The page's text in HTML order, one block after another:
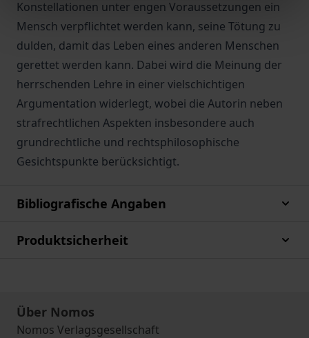
Konstellationen unter engen Voraussetzungen ein
Mensch verpflichtet werden kann, seine Tötung zu
dulden, damit das Leben eines anderen Menschen
gerettet werden kann. Dabei wird die Meinung der
herrschenden Lehre in einer vielschichtigen
Argumentation widerlegt, wobei die Autorin neben
strafrechtlichen Aspekten insbesondere auch
grundrechtliche und rechtsphilosophische
Gesichtspunkte berücksichtigt.
Bibliografische Angaben
Produktsicherheit
Über Nomos
Nomos Verlagsgesellschaft